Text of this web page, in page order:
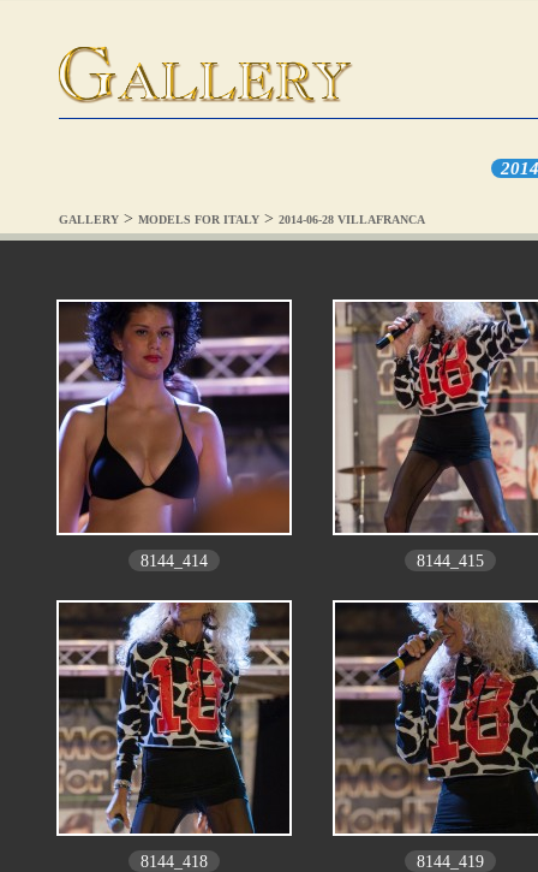
GALLERY > MODELS FOR ITALY > 2014-06-28 VILLAFRANCA
8144_414 8144_415
8144_418 8144_419